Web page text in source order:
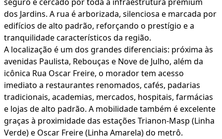
dos Jardins. A rua é arborizada, silenciosa e marcada por
edifícios de alto padrão, reforçando o prestígio e a
tranquilidade característicos da região.
A localização é um dos grandes diferenciais: próxima às
avenidas Paulista, Rebouças e Nove de Julho, além da
icônica Rua Oscar Freire, o morador tem acesso
imediato a restaurantes renomados, cafés, padarias
tradicionais, academias, mercados, hospitais, farmácias
e lojas de alto padrão. A mobilidade também é excelente
graças à proximidade das estações Trianon-Masp (Linha
Verde) e Oscar Freire (Linha Amarela) do metrô.